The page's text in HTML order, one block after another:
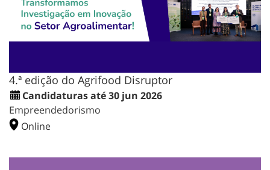
4.ª edição do Agrifood Disruptor
Candidaturas até 30 jun 2026
Empreendedorismo
Online